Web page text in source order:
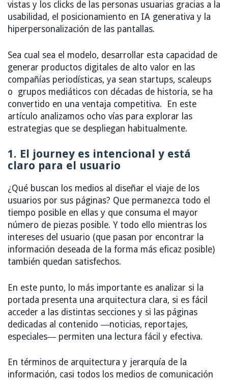
vistas y los clicks de las personas usuarias gracias a la
usabilidad, el posicionamiento en IA generativa y la
hiperpersonalización de las pantallas.
Sea cual sea el modelo, desarrollar esta capacidad de
generar productos digitales de alto valor en las
compañías periodísticas, ya sean startups, scaleups
o grupos mediáticos con décadas de historia, se ha
convertido en una ventaja competitiva. En este
artículo analizamos ocho vías para explorar las
estrategias que se despliegan habitualmente.
1. El journey es intencional y está
claro para el usuario
¿Qué buscan los medios al diseñar el viaje de los
usuarios por sus páginas? Que permanezca todo el
tiempo posible en ellas y que consuma el mayor
número de piezas posible. Y todo ello mientras los
intereses del usuario (que pasan por encontrar la
información deseada de la forma más eficaz posible)
también quedan satisfechos.
En este punto, lo más importante es analizar si la
portada presenta una arquitectura clara, si es fácil
acceder a las distintas secciones y si las páginas
dedicadas al contenido ―noticias, reportajes,
especiales― permiten una lectura fácil y efectiva.
En términos de arquitectura y jerarquía de la
información, casi todos los medios de comunicación